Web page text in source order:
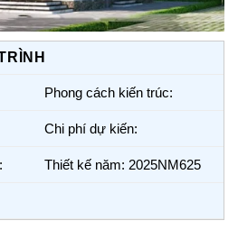
Phong cách kiến trúc:
Chi phí dự kiến:
Thiết kế năm: 2025NM625